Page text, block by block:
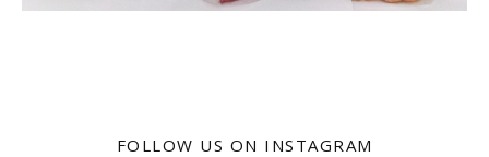
FOLLOW US ON INSTAGRAM